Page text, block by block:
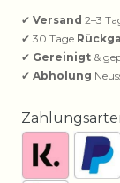
✔ Versand 2–3
✔ 30 Tage
✔ Gereinigt &
✔ Abholung